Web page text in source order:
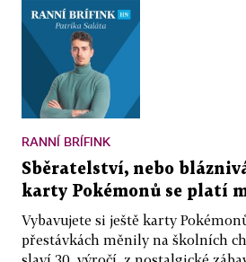
RANNÍ BRÍFINK
Sběratelství, nebo
karty Pokémonů se platí
Vybavujete si ještě karty
přestávkách měnily na školních